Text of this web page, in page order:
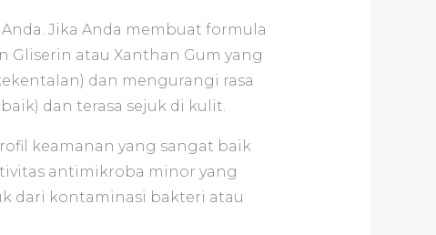
Jika Anda membuat formula
Gliserin atau Xanthan Gum yang
dan mengurangi rasa
dan terasa sejuk di kulit.
keamanan yang sangat baik
antimikroba minor yang
dari kontaminasi bakteri atau